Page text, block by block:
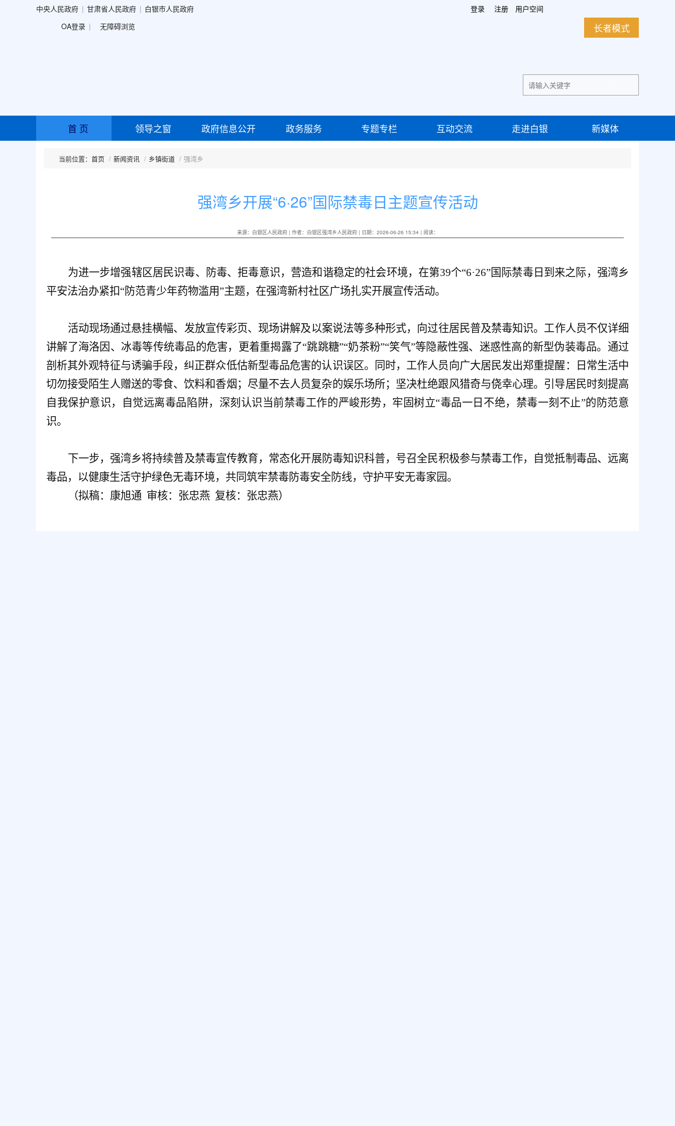
中央人民政府 甘肃省人民政府 白银市人民政府 登录 注册
用户空间
OA登录
无障碍浏览 长者模式
首 页 领导之窗 政府信息公开 政务服务 专题专栏 互动交流 走进白银 新媒体
首页 新闻资讯 乡镇街道 强湾乡
强湾乡开展“6·26”国际禁毒日主题宣传活动
来源：白银区人民政府 | 作者：白银区强湾乡人民政府 | 日期：2026-06-26 15:34 | 阅读：
为进一步增强辖区居民识毒、防毒、拒毒意识，营造和谐稳定的社会环境，在第39个“6·26”国际禁毒日到来之际，强湾乡
平安法治办紧扣“防范青少年药物滥用”主题，在强湾新村社区广场扎实开展宣传活动。
活动现场通过悬挂横幅、发放宣传彩页、现场讲解及以案说法等多种形式，向过往居民普及禁毒知识。工作人员不仅详细
讲解了海洛因、冰毒等传统毒品的危害，更着重揭露了“跳跳糖”“奶茶粉”“笑气”等隐蔽性强、迷惑性高的新型伪装毒品。通过
剖析其外观特征与诱骗手段，纠正群众低估新型毒品危害的认识误区。同时，工作人员向广大居民发出郑重提醒：日常生活中
切勿接受陌生人赠送的零食、饮料和香烟；尽量不去人员复杂的娱乐场所；坚决杜绝跟风猎奇与侥幸心理。引导居民时刻提高
自我保护意识，自觉远离毒品陷阱，深刻认识当前禁毒工作的严峻形势，牢固树立“毒品一日不绝，禁毒一刻不止”的防范意
识。
下一步，强湾乡将持续普及禁毒宣传教育，常态化开展防毒知识科普，号召全民积极参与禁毒工作，自觉抵制毒品、远离
毒品，以健康生活守护绿色无毒环境，共同筑牢禁毒防毒安全防线，守护平安无毒家园。
（拟稿：康旭通 审核：张忠燕 复核：张忠燕）